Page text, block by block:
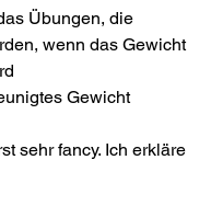
Übungen, die
wenn das Gewicht
Gewicht
sehr fancy. Ich erkläre